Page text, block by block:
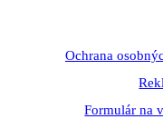
Ochrana
Formulár na